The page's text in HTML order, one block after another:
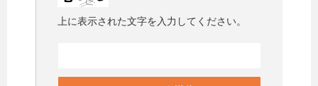
上に表示された文字を入力してください。